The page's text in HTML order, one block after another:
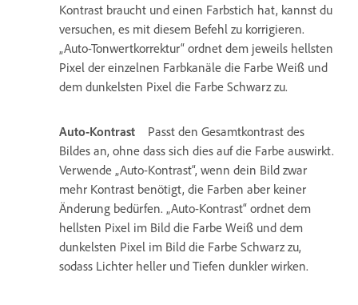
Kontrast braucht und einen Farbstich hat, kannst du
versuchen, es mit diesem Befehl zu korrigieren.
„Auto-Tonwertkorrektur“ ordnet dem jeweils hellsten
Pixel der einzelnen Farbkanäle die Farbe Weiß und
dem dunkelsten Pixel die Farbe Schwarz zu.
Auto-Kontrast
Passt den Gesamtkontrast des
Bildes an, ohne dass sich dies auf die Farbe auswirkt.
Verwende „Auto-Kontrast“, wenn dein Bild zwar
mehr Kontrast benötigt, die Farben aber keiner
Änderung bedürfen. „Auto-Kontrast“ ordnet dem
hellsten Pixel im Bild die Farbe Weiß und dem
dunkelsten Pixel im Bild die Farbe Schwarz zu,
sodass Lichter heller und Tiefen dunkler wirken.